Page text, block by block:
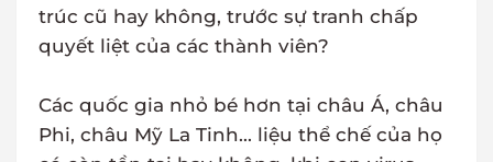
trúc cũ hay không, trước sự tranh chấp
quyết liệt của các thành viên?
Các quốc gia nhỏ bé hơn tại châu Á, châu
Phi, châu Mỹ La Tinh... liệu thể chế của họ